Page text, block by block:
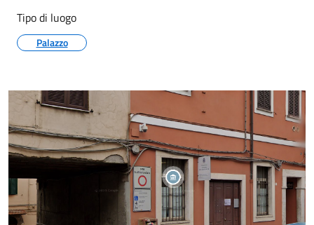
Tipo di luogo
Palazzo